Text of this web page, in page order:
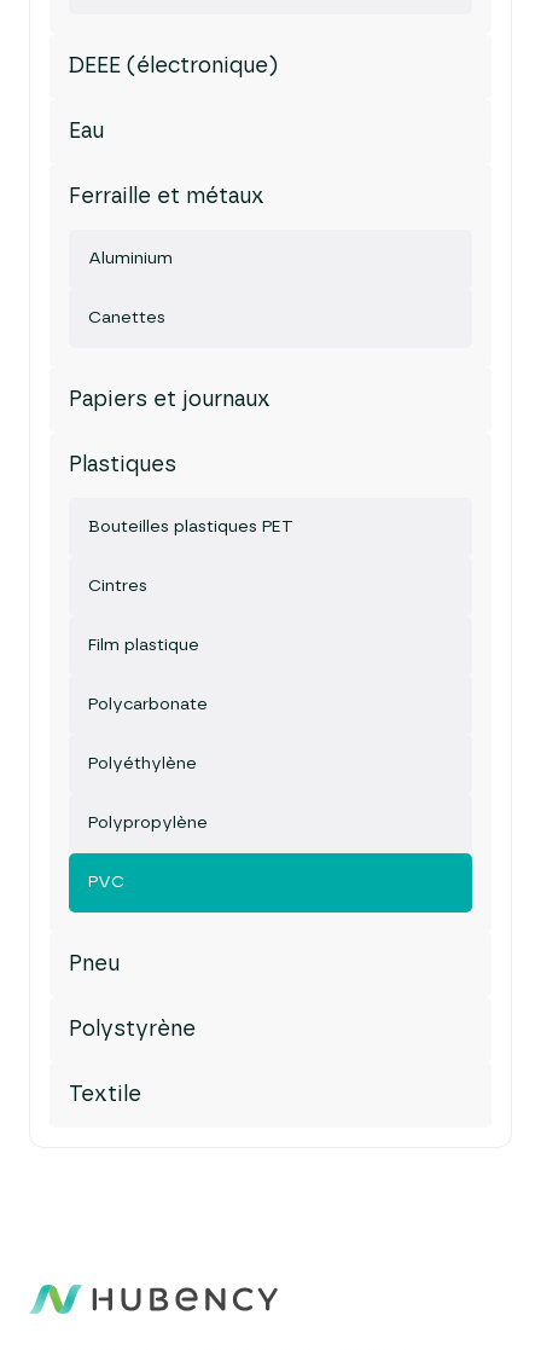
DEEE (électronique)
Eau
Ferraille et métaux
Aluminium
Canettes
Papiers et journaux
Plastiques
Bouteilles plastiques PET
Cintres
Film plastique
Polycarbonate
Polyéthylène
Polypropylène
PVC
Pneu
Polystyrène
Textile